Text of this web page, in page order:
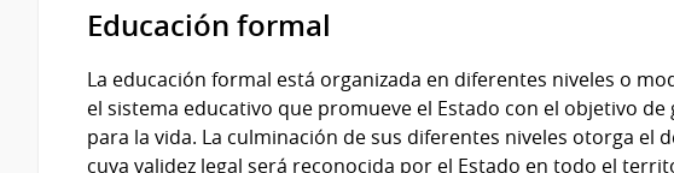
Educación formal
La educación formal está organizada en diferentes niveles o
el sistema educativo que promueve el Estado con el objetivo
para la vida. La culminación de sus diferentes niveles otorga el
cuya validez legal será reconocida por el Estado en todo el